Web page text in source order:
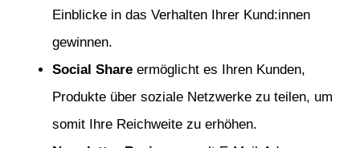
Einblicke in das Verhalten Ihrer Kund:innen
gewinnen.
Social Share ermöglicht es Ihren Kunden,
Produkte über soziale Netzwerke zu teilen, um
somit Ihre Reichweite zu erhöhen.